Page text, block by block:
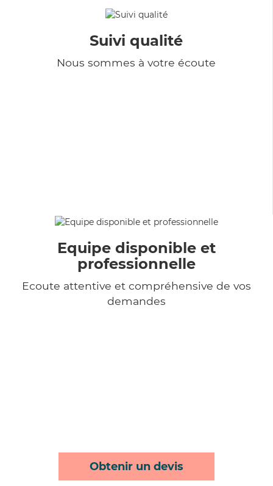
Suivi qualité
Nous sommes à votre écoute
Equipe disponible et
professionnelle
Ecoute attentive et compréhensive de vos
demandes
Obtenir un devis